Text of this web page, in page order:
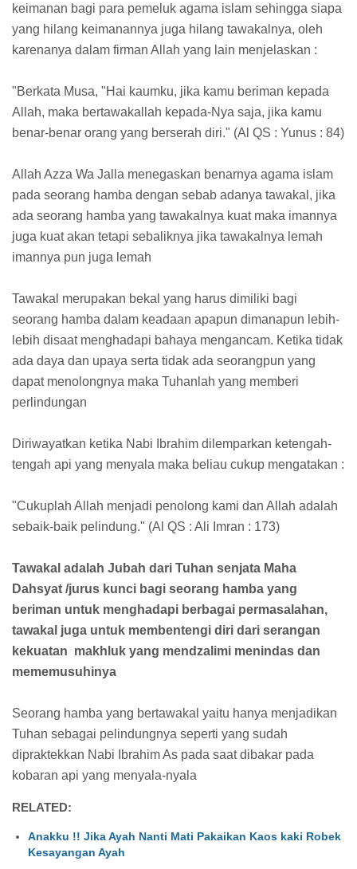
keimanan bagi para pemeluk agama islam sehingga siapa
yang hilang keimanannya juga hilang tawakalnya, oleh
karenanya dalam firman Allah yang lain menjelaskan :
"Berkata Musa, "Hai kaumku, jika kamu beriman kepada
Allah, maka bertawakallah kepada-Nya saja, jika kamu
benar-benar orang yang berserah diri." (Al QS : Yunus : 84)
Allah Azza Wa Jalla menegaskan benarnya agama islam
pada seorang hamba dengan sebab adanya tawakal, jika
ada seorang hamba yang tawakalnya kuat maka imannya
juga kuat akan tetapi sebaliknya jika tawakalnya lemah
imannya pun juga lemah
Tawakal merupakan bekal yang harus dimiliki bagi
seorang hamba dalam keadaan apapun dimanapun lebih-
lebih disaat menghadapi bahaya mengancam. Ketika tidak
ada daya dan upaya serta tidak ada seorangpun yang
dapat menolongnya maka Tuhanlah yang memberi
perlindungan
Diriwayatkan ketika Nabi Ibrahim dilemparkan ketengah-
tengah api yang menyala maka beliau cukup mengatakan :
"Cukuplah Allah menjadi penolong kami dan Allah adalah
sebaik-baik pelindung." (Al QS : Ali Imran : 173)
Tawakal adalah Jubah dari Tuhan senjata Maha
Dahsyat /jurus kunci bagi seorang hamba yang
beriman untuk menghadapi berbagai permasalahan,
tawakal juga untuk membentengi diri dari serangan
kekuatan makhluk yang mendzalimi menindas dan
mememusuhinya
Seorang hamba yang bertawakal yaitu hanya menjadikan
Tuhan sebagai pelindungnya seperti yang sudah
dipraktekkan Nabi Ibrahim As pada saat dibakar pada
kobaran api yang menyala-nyala
RELATED:
Anakku !! Jika Ayah Nanti Mati Pakaikan Kaos kaki Robek
Kesayangan Ayah